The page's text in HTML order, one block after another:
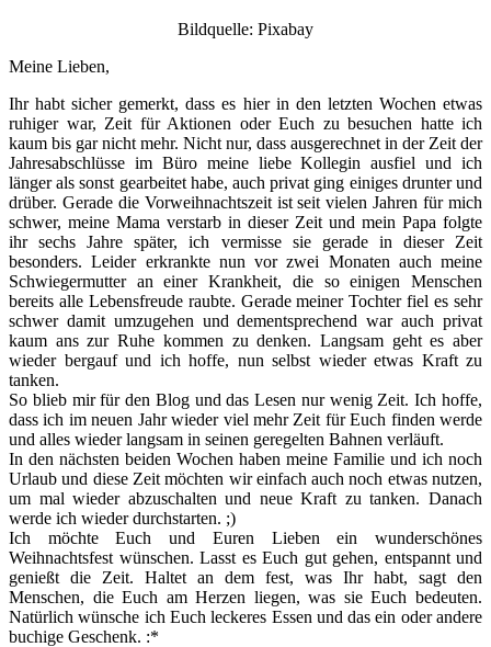
Bildquelle: Pixabay
Meine Lieben,
Ihr habt sicher gemerkt, dass es hier in den letzten Wochen etwas
ruhiger war, Zeit für Aktionen oder Euch zu besuchen hatte ich
kaum bis gar nicht mehr. Nicht nur, dass ausgerechnet in der Zeit der
Jahresabschlüsse im Büro meine liebe Kollegin ausfiel und ich
länger als sonst gearbeitet habe, auch privat ging einiges drunter und
drüber. Gerade die Vorweihnachtszeit ist seit vielen Jahren für mich
schwer, meine Mama verstarb in dieser Zeit und mein Papa folgte
ihr sechs Jahre später, ich vermisse sie gerade in dieser Zeit
besonders. Leider erkrankte nun vor zwei Monaten auch meine
Schwiegermutter an einer Krankheit, die so einigen Menschen
bereits alle Lebensfreude raubte. Gerade meiner Tochter fiel es sehr
schwer damit umzugehen und dementsprechend war auch privat
kaum ans zur Ruhe kommen zu denken. Langsam geht es aber
wieder bergauf und ich hoffe, nun selbst wieder etwas Kraft zu
tanken.
So blieb mir für den Blog und das Lesen nur wenig Zeit. Ich hoffe,
dass ich im neuen Jahr wieder viel mehr Zeit für Euch finden werde
und alles wieder langsam in seinen geregelten Bahnen verläuft.
In den nächsten beiden Wochen haben meine Familie und ich noch
Urlaub und diese Zeit möchten wir einfach auch noch etwas nutzen,
um mal wieder abzuschalten und neue Kraft zu tanken. Danach
werde ich wieder durchstarten. ;)
Ich möchte Euch und Euren Lieben ein wunderschönes
Weihnachtsfest wünschen. Lasst es Euch gut gehen, entspannt und
genießt die Zeit. Haltet an dem fest, was Ihr habt, sagt den
Menschen, die Euch am Herzen liegen, was sie Euch bedeuten.
Natürlich wünsche ich Euch leckeres Essen und das ein oder andere
buchige Geschenk. :*